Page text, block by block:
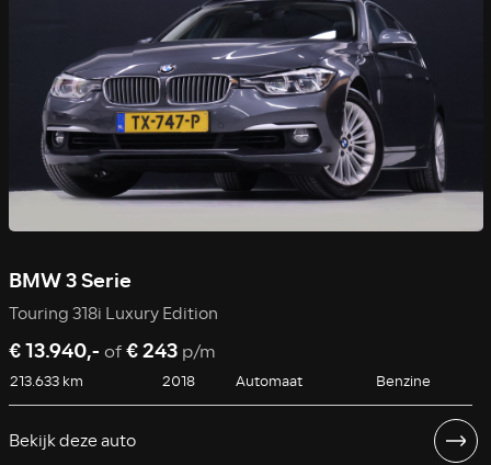
BMW 3 Serie
Touring 318i Luxury Edition
€ 13.940,- of€ 243 p/m
213.633 km 2018 Automaat Benzine
Bekijk deze auto